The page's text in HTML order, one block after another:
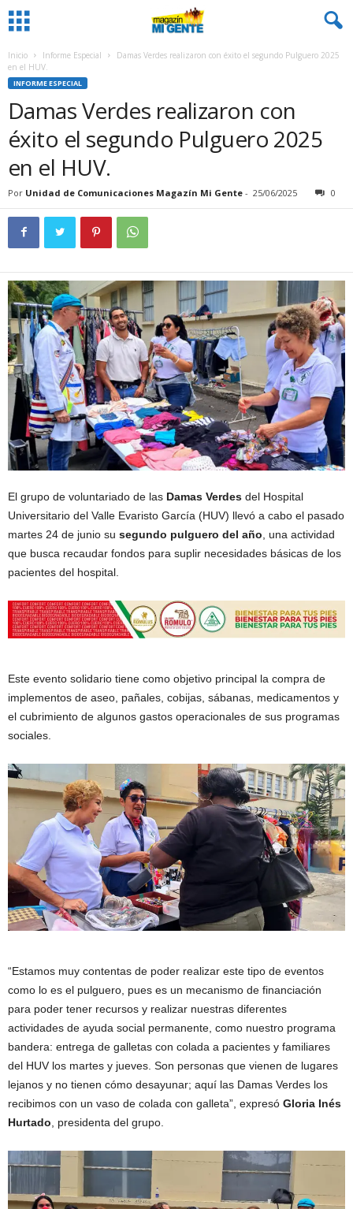
Inicio Informe Especial
Damas Verdes realizaron con éxito el segundo Pulguero 2025
en el HUV.
INFORME ESPECIAL
Damas Verdes realizaron con
éxito el segundo Pulguero 2025
en el HUV.
Por Unidad de Comunicaciones Magazín Mi Gente - 25/06/2025 0
El grupo de voluntariado de las Damas Verdes del Hospital
Universitario del Valle Evaristo García (HUV) llevó a cabo el pasado
martes 24 de junio su segundo pulguero del año , una actividad
que busca recaudar fondos para suplir necesidades básicas de los
pacientes del hospital.
Este evento solidario tiene como objetivo principal la compra de
implementos de aseo, pañales, cobijas, sábanas, medicamentos y
el cubrimiento de algunos gastos operacionales de sus programas
sociales.
“Estamos muy contentas de poder realizar este tipo de eventos
como lo es el pulguero, pues es un mecanismo de financiación
para poder tener recursos y realizar nuestras diferentes
actividades de ayuda social permanente, como nuestro programa
bandera: entrega de galletas con colada a pacientes y familiares
del HUV los martes y jueves. Son personas que vienen de lugares
lejanos y no tienen cómo desayunar; aquí las Damas Verdes los
recibimos con un vaso de colada con galleta”, expresó Gloria Inés
Hurtado , presidenta del grupo.